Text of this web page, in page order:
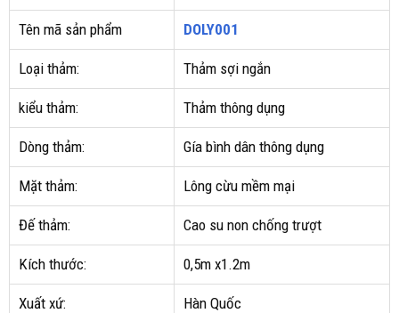
Tên mã sản phẩm DOLY001
Loại thảm: Thảm sợi ngắn
kiểu thảm: Thảm thông dụng
Dòng thảm: Gía bình dân thông dụng
Mặt thảm: Lông cừu mềm mại
Đế thảm: Cao su non chống trượt
Kích thước: 0,5m x1.2m
Xuất xứ: Hàn Quốc